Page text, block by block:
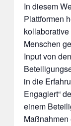
In diesem
Plattformen
Menschen
Input von
in die
Engagiert“
einem